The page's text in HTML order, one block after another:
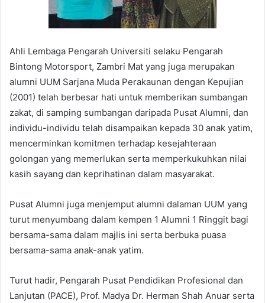
Ahli Lembaga Pengarah Universiti selaku Pengarah
Bintong Motorsport, Zambri Mat yang juga merupakan
alumni UUM Sarjana Muda Perakaunan dengan Kepujian
(2001) telah berbesar hati untuk memberikan sumbangan
zakat, di samping sumbangan daripada Pusat Alumni, dan
individu-individu telah disampaikan kepada 30 anak yatim,
mencerminkan komitmen terhadap kesejahteraan
golongan yang memerlukan serta memperkukuhkan nilai
kasih sayang dan keprihatinan dalam masyarakat.
Pusat Alumni juga menjemput alumni dalaman UUM yang
turut menyumbang dalam kempen 1 Alumni 1 Ringgit bagi
bersama-sama dalam majlis ini serta berbuka puasa
bersama-sama anak-anak yatim.
Turut hadir, Pengarah Pusat Pendidikan Profesional dan
Lanjutan (PACE), Prof. Madya Dr. Herman Shah Anuar serta